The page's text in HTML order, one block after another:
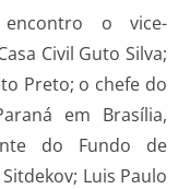
o vice-
Civil Guto Silva;
Preto; o chefe do
em Brasília,
do Fundo de
Luis Paulo